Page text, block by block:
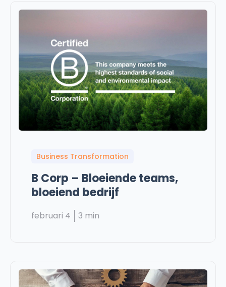
Business Transformation
B Corp – Bloeiende teams,
bloeiend bedrijf
februari 4 3 min